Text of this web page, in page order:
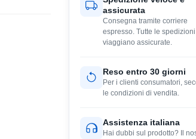
assicurata
Consegna tramite corriere
espresso. Tutte le spedizioni
viaggiano assicurate.
Reso entro 30 giorni
Per i clienti consumatori,
le condizioni di vendita.
Assistenza italiana
Hai dubbi sul prodotto? Il